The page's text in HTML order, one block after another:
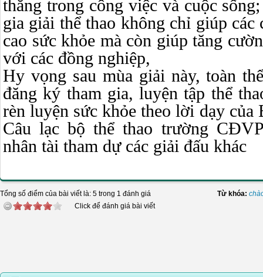
thẳng trong công việc và cuộc
gia giải thể thao không chỉ giúp các
cao sức khỏe mà còn giúp tăng
với các đồng nghiệp,
Hy vọng sau mùa giải này, toàn
đăng ký tham gia, luyện tập thể
rèn luyện sức khỏe theo lời dạy
Câu lạc bộ thể thao trường
nhân tài tham dự các giải đấu khác
Tổng số điểm của bài viết là: 5 trong 1 đánh giá
Click để đánh giá bài viết
Từ khóa: